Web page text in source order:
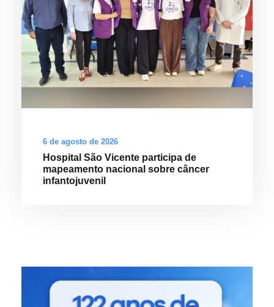
6 de agosto de 2026
Hospital São Vicente participa de
mapeamento nacional sobre câncer
infantojuvenil